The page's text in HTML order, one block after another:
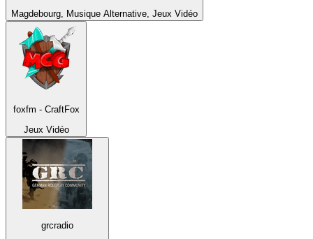
Magdebourg, Musique Alternative, Jeux Vidéo
foxfm - CraftFox
Jeux Vidéo
grcradio